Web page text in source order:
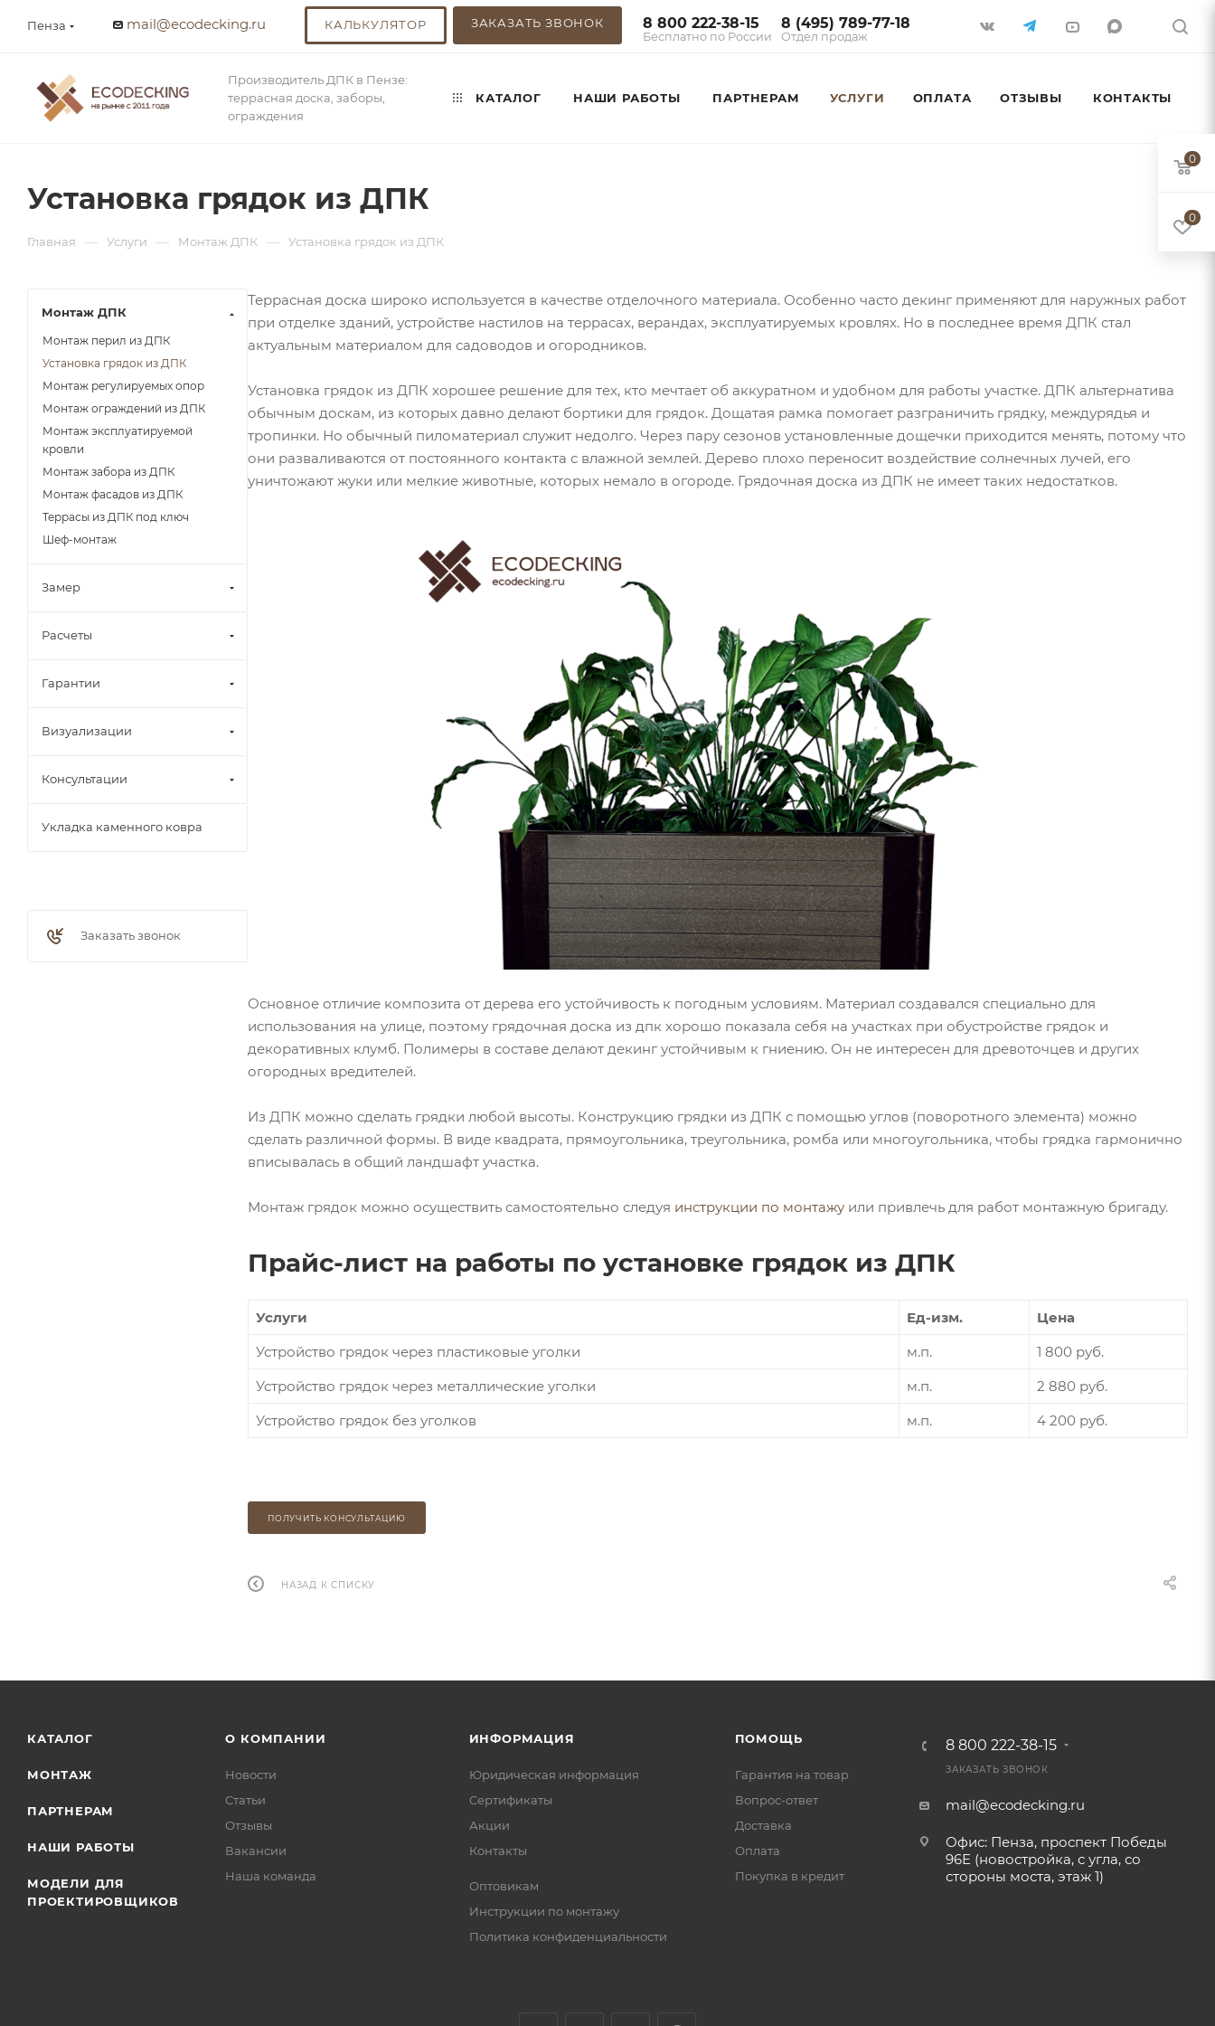
Пенза mail@ecodecking.ru КАЛЬКУЛЯТОР ЗАКАЗАТЬ ЗВОНОК 8 800 222-38-15
Бесплатно по России
8 (495) 789-77-18
Отдел продаж
Производитель ДПК в Пензе:
террасная доска, заборы,
ограждения
КАТАЛОГ НАШИ РАБОТЫ ПАРТНЕРАМ УСЛУГИ ОПЛАТА ОТЗЫВЫ КОНТАКТЫ
Установка грядок из ДПК
Главная — Услуги — Монтаж ДПК — Установка грядок из ДПК
Террасная доска широко используется в качестве отделочного материала. Особенно часто декинг применяют для наружных работ
при отделке зданий, устройстве настилов на террасах, верандах, эксплуатируемых кровлях. Но в последнее время ДПК стал
актуальным материалом для садоводов и огородников.
Установка грядок из ДПК хорошее решение для тех, кто мечтает об аккуратном и удобном для работы участке. ДПК альтернатива
обычным доскам, из которых давно делают бортики для грядок. Дощатая рамка помогает разграничить грядку, междурядья и
тропинки. Но обычный пиломатериал служит недолго. Через пару сезонов установленные дощечки приходится менять, потому что
они разваливаются от постоянного контакта с влажной землей. Дерево плохо переносит воздействие солнечных лучей, его
уничтожают жуки или мелкие животные, которых немало в огороде. Грядочная доска из ДПК не имеет таких недостатков.
Основное отличие композита от дерева его устойчивость к погодным условиям. Материал создавался специально для
использования на улице, поэтому грядочная доска из дпк хорошо показала себя на участках при обустройстве грядок и
декоративных клумб. Полимеры в составе делают декинг устойчивым к гниению. Он не интересен для древоточцев и других
огородных вредителей.
Из ДПК можно сделать грядки любой высоты. Конструкцию грядки из ДПК с помощью углов (поворотного элемента) можно
сделать различной формы. В виде квадрата, прямоугольника, треугольника, ромба или многоугольника, чтобы грядка гармонично
вписывалась в общий ландшафт участка.
Монтаж грядок можно осуществить самостоятельно следуя инструкции по монтажу или привлечь для работ монтажную бригаду.
Прайс-лист на работы по установке грядок из ДПК
Услуги Ед-изм.
Цена
Устройство грядок через пластиковые уголки
м.п.
1 800 руб.
Устройство грядок через металлические уголки
м.п.
2 880 руб.
Устройство грядок без уголков
м.п. 4 200 руб.
ПОЛУЧИТЬ КОНСУЛЬТАЦИЮ
НАЗАД К СПИСКУ
Монтаж ДПК
Монтаж перил из ДПК
Установка грядок из ДПК
Монтаж регулируемых опор
Монтаж ограждений из ДПК
Монтаж эксплуатируемой
кровли
Монтаж забора из ДПК
Монтаж фасадов из ДПК
Террасы из ДПК под ключ
Шеф-монтаж
Замер
Расчеты
Гарантии
Визуализации
Консультации
Укладка каменного ковра
Заказать звонок
КАТАЛОГ
МОНТАЖ
ПАРТНЕРАМ
НАШИ РАБОТЫ
МОДЕЛИ ДЛЯ
ПРОЕКТИРОВЩИКОВ
О КОМПАНИИ
Новости
Статьи
Отзывы
Вакансии
Наша команда
ИНФОРМАЦИЯ
Юридическая информация
Сертификаты
Акции
Контакты
Оптовикам
Инструкции по монтажу
Политика конфиденциальности
ПОМОЩЬ
Гарантия на товар
Вопрос-ответ
Доставка
Оплата
Покупка в кредит
8 800 222-38-15
ЗАКАЗАТЬ ЗВОНОК
mail@ecodecking.ru
Офис: Пенза, проспект Победы
96Е (новостройка, с угла, со
стороны моста, этаж 1)
0
0